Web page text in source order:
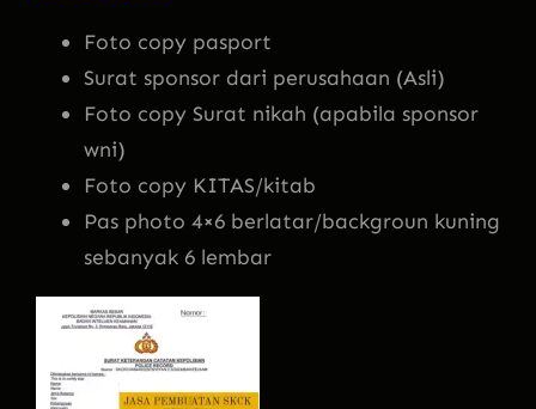
Foto copy pasport
Surat sponsor dari perusahaan (Asli)
Foto copy Surat nikah (apabila sponsor
wni)
Foto copy KITAS/kitab
Pas photo 4×6 berlatar/backgroun kuning
sebanyak 6 lembar